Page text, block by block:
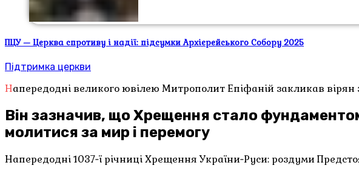
ПЦУ — Церква спротиву і надії: підсумки Архієрейського Собору 2025
Підтримка церкви
Напередодні великого ювілею Митрополит Епіфаній закликав
Він зазначив, що Хрещення стало
молитися за мир і перемогу
Напередодні 1037‑ї річниці Хрещення України‑Руси: роздуми